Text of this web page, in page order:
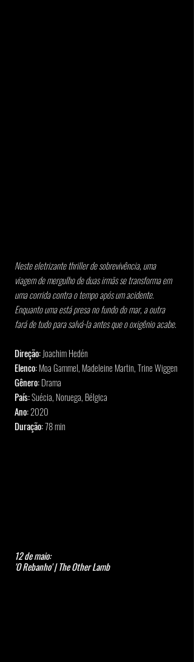
Neste eletrizante thriller de sobrevivência, uma
viagem de mergulho de duas irmãs se transforma em
uma corrida contra o tempo após um acidente.
Enquanto uma está presa no fundo do mar, a outra
fará de tudo para salvá-la antes que o oxigênio acabe.
Direção: Joachim Hedén
Elenco: Moa Gammel, Madeleine Martin, Trine Wiggen
Gênero: Drama
País: Suécia, Noruega, Bélgica
Ano: 2020
Duração: 78 min
12 de maio:
'O Rebanho' | The Other Lamb